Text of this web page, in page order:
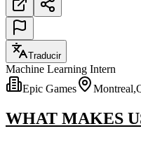
Traducir
Machine Learning Intern
Epic Games
WHAT MAKES